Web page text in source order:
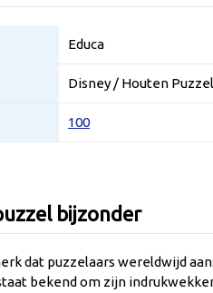
Educa
Disney / Houten
100
bijzonder
dat puzzelaars wereldwijd
bekend om zijn